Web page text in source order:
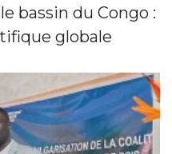
bassin du Congo :
globale